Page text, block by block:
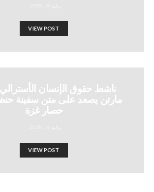
VIEW POST
ناشط حقوق الإنسان
مارتن يصعد على متن سفينة
حصار غزة
VIEW POST